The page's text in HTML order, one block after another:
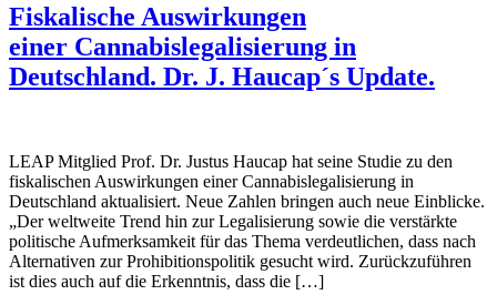
Fiskalische Auswirkungen
einer Cannabislegalisierung in
Deutschland. Dr. J. Haucap´s Update.
LEAP Mitglied Prof. Dr. Justus Haucap hat seine Studie zu den
fiskalischen Auswirkungen einer Cannabislegalisierung in
Deutschland aktualisiert. Neue Zahlen bringen auch neue Einblicke.
„Der weltweite Trend hin zur Legalisierung sowie die verstärkte
politische Aufmerksamkeit für das Thema verdeutlichen, dass nach
Alternativen zur Prohibitionspolitik gesucht wird. Zurückzuführen
ist dies auch auf die Erkenntnis, dass die […]